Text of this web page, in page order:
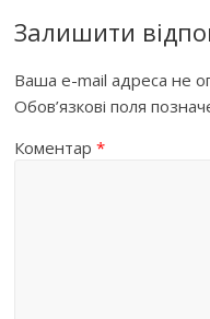
Залишити
Ваша e-mail адреса не
Обов’язкові поля
Коментар*